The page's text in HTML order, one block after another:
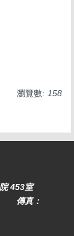
瀏覽數: 158
院 453室
傳真：